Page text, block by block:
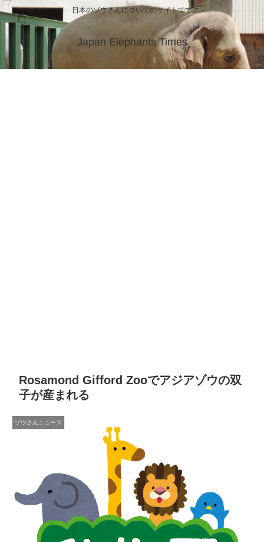
日本のゾウさんについてのサイトです
Japan Elephants Times
Rosamond Gifford Zooでアジアゾウの双
子が産まれる
ゾウさんニュース